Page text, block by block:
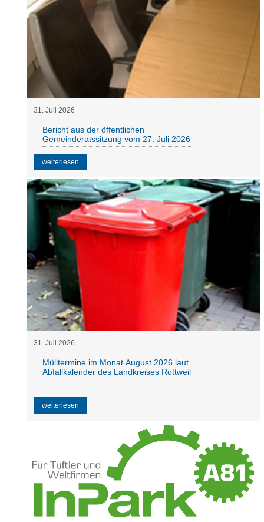
31. Juli 2026
Bericht aus der öffentlichen
Gemeinderatssitzung vom 27. Juli 2026
weiterlesen
31. Juli 2026
Mülltermine im Monat August 2026 laut
Abfallkalender des Landkreises Rottweil
weiterlesen